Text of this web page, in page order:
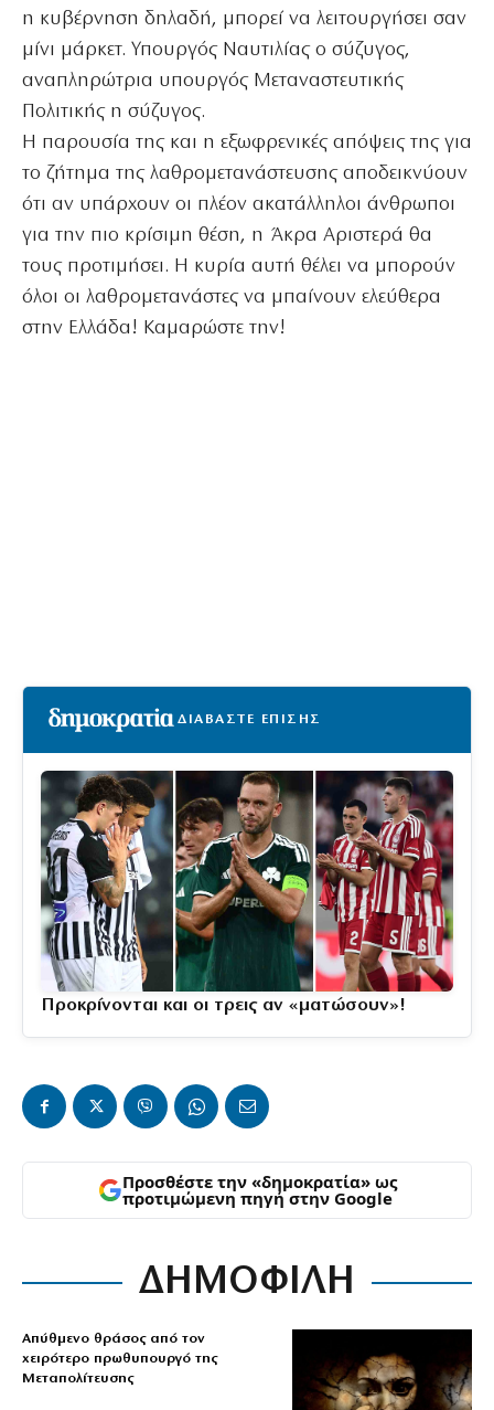
η κυβέρνηση δηλαδή, μπορεί να λειτουργήσει σαν
μίνι μάρκετ. Υπουργός Ναυτιλίας ο σύζυγος,
αναπληρώτρια υπουργός Μεταναστευτικής
Πολιτικής η σύζυγος.
Η παρουσία της και η εξωφρενικές απόψεις της για
το ζήτημα της λαθρομετανάστευσης αποδεικνύουν
ότι αν υπάρχουν οι πλέον ακατάλληλοι άνθρωποι
για την πιο κρίσιμη θέση, η Άκρα Αριστερά θα
τους προτιμήσει. Η κυρία αυτή θέλει να μπορούν
όλοι οι λαθρομετανάστες να μπαίνουν ελεύθερα
στην Ελλάδα! Καμαρώστε την!
ΔΙΑΒΑΣΤΕ ΕΠΙΣΗΣ
Προκρίνονται και οι τρεις αν «ματώσουν»!
Προσθέστε την «δημοκρατία» ως
προτιμώμενη πηγή στην Google
ΔΗΜΟΦΙΛΗ
Απύθμενο θράσος από τον
χειρότερο πρωθυπουργό της
Μεταπολίτευσης